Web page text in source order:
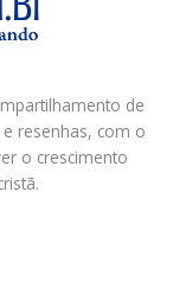
de
resenhas, com o
o crescimento